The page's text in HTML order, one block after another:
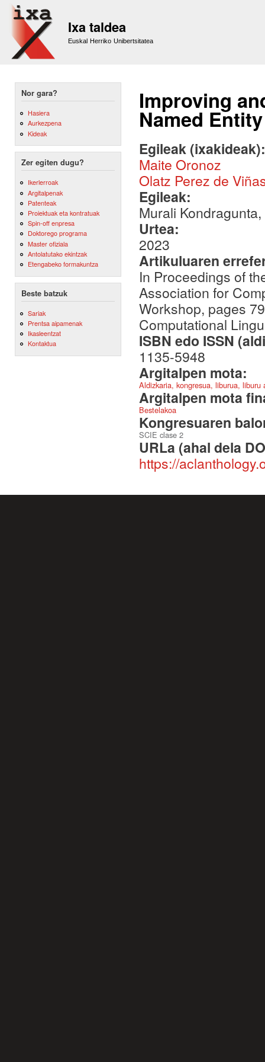
Ixa taldea
Euskal Herriko Unibertsitatea
Nor gara?
Hasiera
Aurkezpena
Kideak
Zer egiten dugu?
Ikerlerroak
Argitalpenak
Patenteak
Proiektuak eta kontratuak
Spin-off enpresa
Doktorego programa
Master ofiziala
Antolatutako ekintzak
Etengabeko formakuntza
Beste batzuk
Sariak
Prentsa aipamenak
Ikasleentzat
Kontaktua
Improving
Named
Egileak
Maite Oronoz
Olatz Perez de
Egileak:
Murali
Urtea:
2023
Artikuluaren
In Proceedings of
Association for
Workshop, pages
Computational
ISBN edo ISSN
1135-5948
Argitalpen mota:
Aldizkaria, kongresua, liburua,
Argitalpen mota
Bestelakoa
Kongresuaren
SCIE clase 2
URLa (ahal dela
https://